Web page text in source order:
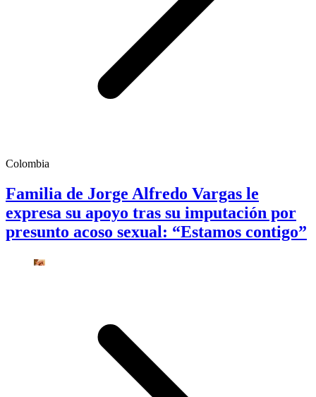
Colombia
Familia de Jorge Alfredo Vargas le
expresa su apoyo tras su imputación por
presunto acoso sexual: “Estamos contigo”